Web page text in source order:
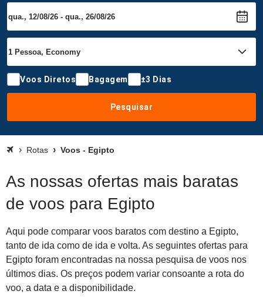
Voos Diretos Bagagem ±3 Dias
Pesquisar
Rotas Voos - Egipto
As nossas ofertas mais baratas
de voos para Egipto
Aqui pode comparar voos baratos com destino a Egipto,
tanto de ida como de ida e volta. As seguintes ofertas para
Egipto foram encontradas na nossa pesquisa de voos nos
últimos dias. Os preços podem variar consoante a rota do
voo, a data e a disponibilidade.